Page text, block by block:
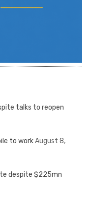
talks to reopen
to workAugust 8,
despite $225mn